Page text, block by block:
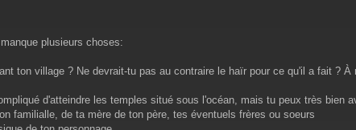
plusieurs choses:
ton village ? Ne devrait-tu pas au contraire le haïr pour ce qu'il a fait ?
d'atteindre les temples situé sous l'océan, mais tu peux très bien
familialle, de ta mère de ton père, tes éventuels frères ou soeurs